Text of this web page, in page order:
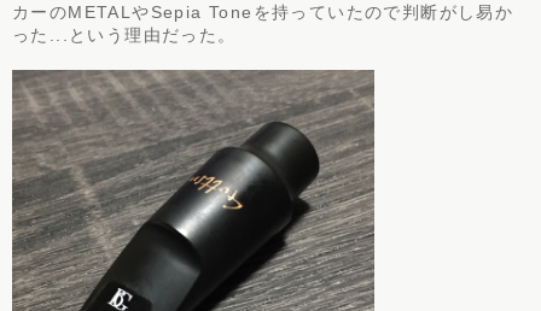
カーのMETALやSepia Toneを持っていたので判断がし易か
った...という理由だった。